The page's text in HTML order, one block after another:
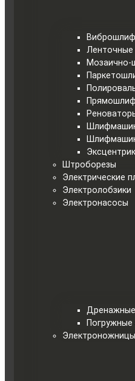
Штроборезы
Электрические
Электролобзики
Электронасосы
Погружные
Электроножницы